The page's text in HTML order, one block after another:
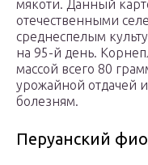
мякоти. Данный
отечественными
среднеспелым
на 95-й день.
массой всего 80
урожайной отдачей
болезням.
Перуанский